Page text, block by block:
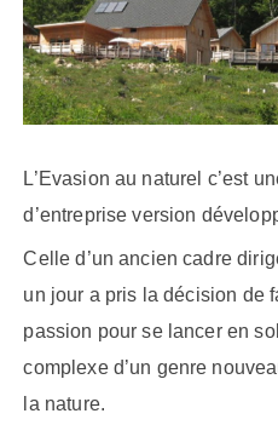
L’Evasion au naturel c’est
d’entreprise version
Celle d’un ancien cadre
un jour a pris la décision de
passion pour se lancer en
complexe d’un genre
la nature.